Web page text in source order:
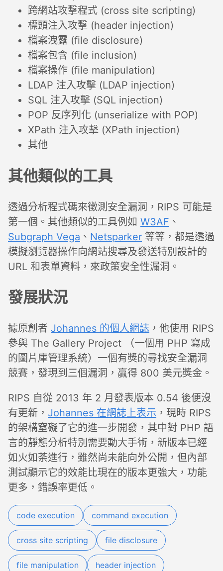
跨網站攻擊程式 (cross site scripting)
標頭注入攻擊 (header injection)
檔案洩露 (file disclosure)
檔案包含 (file inclusion)
檔案操作 (file manipulation)
LDAP 注入攻擊 (LDAP injection)
SQL 注入攻擊 (SQL injection)
POP 反序列化 (unserialize with POP)
XPath 注入攻擊 (XPath injection)
其他
其他類似的工具
透過分析程式碼來徵測安全漏洞，RIPS 可能是
第一個。其他類似的工具例如 W3AF 、
Subgraph Vega 、 Netsparker 等等，都是透過
模擬瀏覽器操作向網站搜尋及發送特別設計的
URL 和表單資料，來政策安全性漏洞。
發展狀況
據原創者 Johannes 的個人網誌 ，他使用 RIPS
參與 The Gallery Project （一個用 PHP 寫成
的圖片庫管理系統）一個有獎的尋找安全漏洞
競賽，發現到三個漏洞，贏得 800 美元獎金。
RIPS 自從 2013 年 2 月發表版本 0.54 後便沒
有更新， Johannes 在網誌上表示 ，現時 RIPS
的架構窒礙了它的進一步開發，其中對 PHP 語
言的靜態分析特別需要動大手術，新版本已經
如火如荼進行，雖然尚未能向外公開，但內部
測試顯示它的效能比現在的版本更強大，功能
更多，錯誤率更低。
code execution command execution
cross site scripting file disclosure
file manipulation header injection